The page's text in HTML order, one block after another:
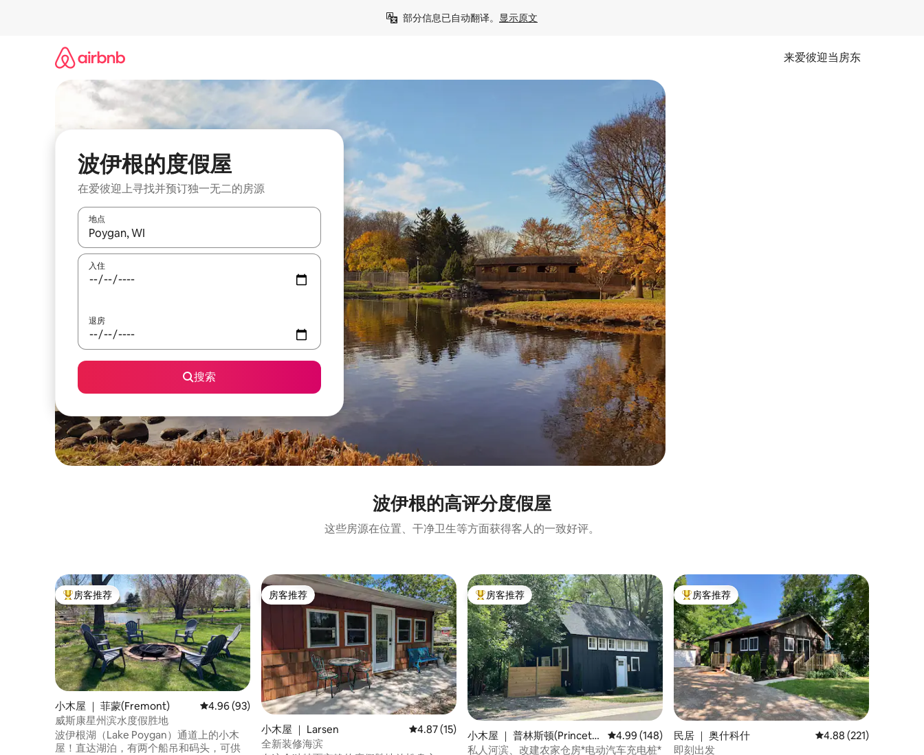
部分信息已自动翻译。 显示原文
来爱彼迎当房东
波伊根的度假屋
在爱彼迎上寻找并预订独一无二的房源
地点
如有搜索结果，请使用上下方向键查看，或通过点击或滑动手势浏览。
入住
退房
搜索
波伊根的高评分度假屋
这些房源在位置、干净卫生等方面获得客人的一致好评。
热门「房客推荐」
房客推荐
小木屋 ｜ 菲蒙(Fremont) 平均评分 4.96 分（满分 5 分），共 93 条评价
4.96 (93)
威斯康星州滨水度假胜地
波伊根湖（Lake Poygan）通道上的小木
屋！直达湖泊，有两个船吊和码头，可供
房客推荐
房客推荐
小木屋 ｜ Larsen 平均评分 4.87 分（满分 5 分），共 15 条评价
4.87 (15)
全新装修海滨
热门「房客推荐」
房客推荐
小木屋 ｜ 普林斯顿(Princeto
n)
平均评分 4.99 分（满分 5 分），共 148 条评价
4.99 (148)
私人河滨、改建农家仓房*电动汽车充电桩*
热门「房客推荐」
房客推荐
民居 ｜ 奥什科什 平均评分 4.88 分（满
4.88 (221)
即刻出发